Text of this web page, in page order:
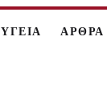
ΥΓΕΙΑ ΑΡΘΡΑ